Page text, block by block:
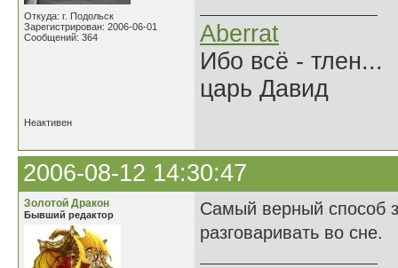
Откуда: г. Подольск
Зарегистрирован: 2006-06-01
Сообщений: 364
Aberrat
Ибо всё - тлен...
царь Давид
Неактивен
2006-08-12 14:30:47
Золотой Дракон
Бывший редактор
Самый верный способ
разговаривать во сне.